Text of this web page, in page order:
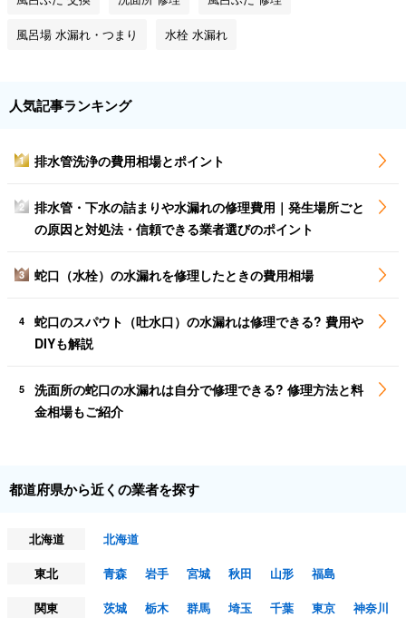
風呂場 水漏れ・つまり 水栓 水漏れ
人気記事ランキング
1 排水管洗浄の費用相場とポイント
2
排水管・下水の詰まりや水漏れの修理費用｜発生場所ごと
の原因と対処法・信頼できる業者選びのポイント
3 蛇口（水栓）の水漏れを修理したときの費用相場
4
蛇口のスパウト（吐水口）の水漏れは修理できる? 費用や
DIYも解説
5
洗面所の蛇口の水漏れは自分で修理できる? 修理方法と料
金相場もご紹介
都道府県から近くの業者を探す
北海道
北海道
東北
青森 岩手 宮城 秋田 山形
福島
関東
茨城 栃木 群馬 埼玉 千葉 東京
神奈川